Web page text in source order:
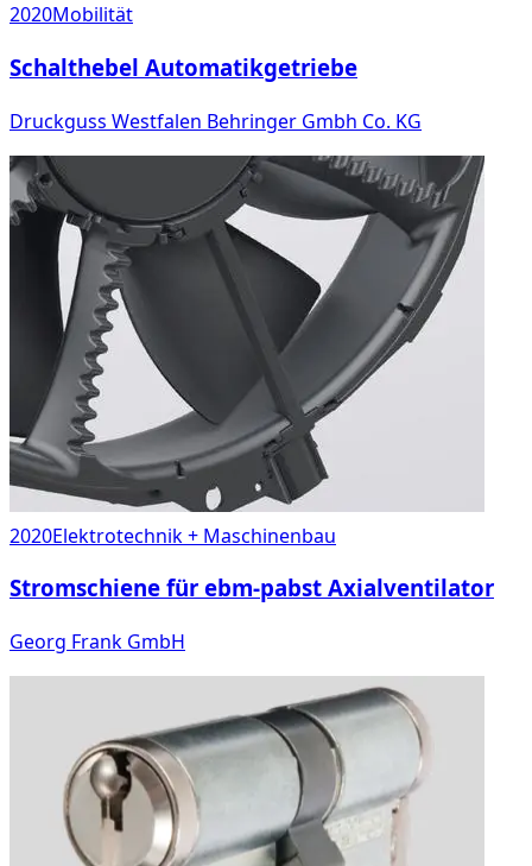
2020Mobilität
Schalthebel Automatikgetriebe
Druckguss Westfalen Behringer Gmbh Co. KG
2020Elektrotechnik + Maschinenbau
Stromschiene für ebm-pabst Axialventilator
Georg Frank GmbH